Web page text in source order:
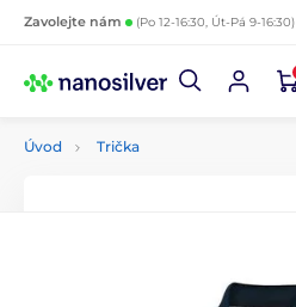
Zavolejte nám (Po 12-16:30, Út-Pá 9-16:30)
Úvod Trička